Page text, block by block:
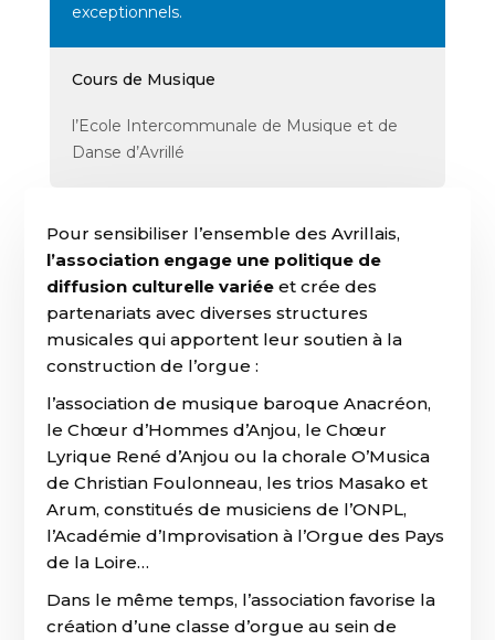
exceptionnels.
Cours de Musique
l’Ecole Intercommunale de Musique et de
Danse d’Avrillé
Pour sensibiliser l’ensemble des Avrillais,
l’association engage une politique de
diffusion culturelle variée et crée des
partenariats avec diverses structures
musicales qui apportent leur soutien à la
construction de l’orgue :
l’association de musique baroque Anacréon,
le Chœur d’Hommes d’Anjou, le Chœur
Lyrique René d’Anjou ou la chorale O’Musica
de Christian Foulonneau, les trios Masako et
Arum, constitués de musiciens de l’ONPL,
l’Académie d’Improvisation à l’Orgue des Pays
de la Loire…
Dans le même temps, l’association favorise la
création d’une classe d’orgue au sein de